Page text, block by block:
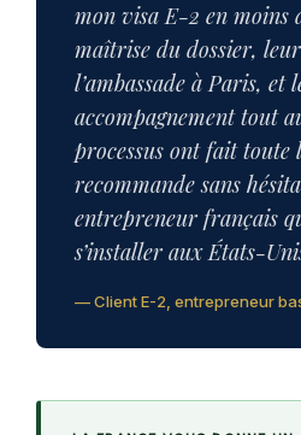
mon visa E-2 en moins
maîtrise du dossier,
l’ambassade à Paris, et
accompagnement tout
processus ont fait toute
recommande sans
entrepreneur français
s’installer aux États-
— Client E-2, entrepreneur